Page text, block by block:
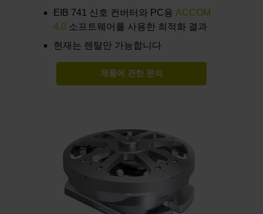
EIB 741 신호 컨버터와 PC용ACCOM
4.0 소프트웨어를 사용한 최적화 결과
현재는 렌탈만 가능합니다
제품에 관한 문의